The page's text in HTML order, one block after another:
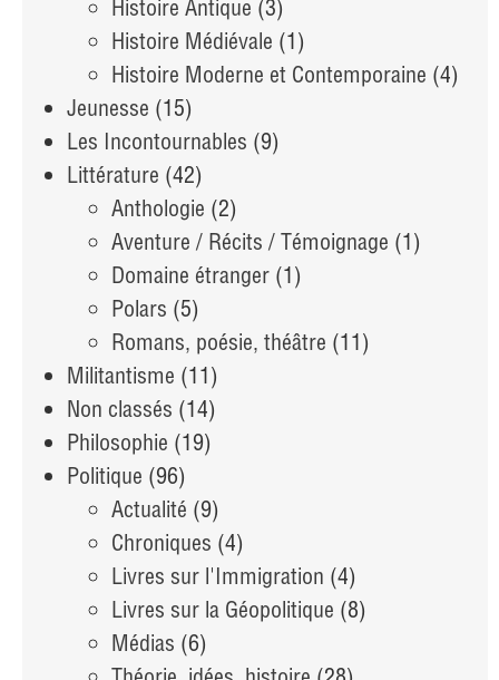
Histoire Antique (3)
Histoire Médiévale (1)
Histoire Moderne et Contemporaine (4)
Jeunesse (15)
Les Incontournables (9)
Littérature (42)
Anthologie (2)
Aventure / Récits / Témoignage (1)
Domaine étranger (1)
Polars (5)
Romans, poésie, théâtre (11)
Militantisme (11)
Non classés (14)
Philosophie (19)
Politique (96)
Actualité (9)
Chroniques (4)
Livres sur l'Immigration (4)
Livres sur la Géopolitique (8)
Médias (6)